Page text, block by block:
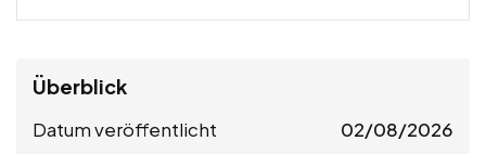
Überblick
Datum veröffentlicht 02/08/2026